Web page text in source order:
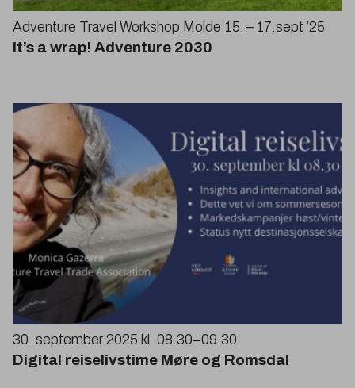
Adventure Travel Workshop Molde 15 . – 17 .sept ’25
It’s a wrap! Adventure 2030
30. september 2025 kl. 08.30−09.30
Digital reiselivstime Møre og Romsdal